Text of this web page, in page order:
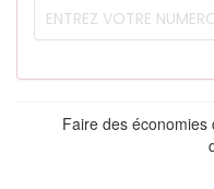
Faire des